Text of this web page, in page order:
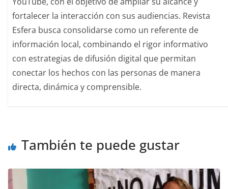
fortalecer la interacción con sus audiencias. Revista
Esfera busca consolidarse como un referente de
información local, combinando el rigor informativo
con estrategias de difusión digital que permitan
conectar los hechos con las personas de manera
directa, dinámica y comprensible.
También te puede gustar